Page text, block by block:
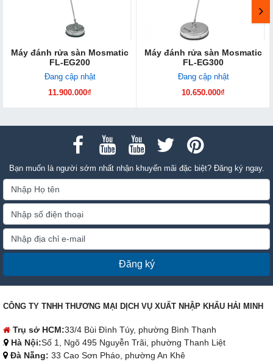
Máy đánh rửa sàn Mosmatic
FL-EG200
Đang cập nhật
11.900.000₫
Máy đánh rửa sàn Mosmatic
FL-EG300
Đang cập nhật
10.650.000₫
Bạn muốn là người sớm nhất nhận khuyến mãi đặc biệt? Đăng ký ngay.
Đăng ký
CÔNG TY TNHH THƯƠNG MẠI DỊCH VỤ XUẤT NHẬP KHẨU HẢI MINH
Trụ sở HCM:33/4 Bùi Đình Túy, phường Bình Thạnh
Hà Nội:Số 1, Ngõ 495 Nguyễn Trãi, phường Thanh Liệt
Đà Nẵng: 33 Cao Sơn Pháo, phường An Khê